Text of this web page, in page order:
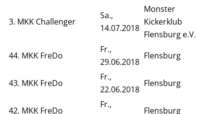
3. MKK Challenger
Sa.,
14.07.2018
Monster
Kickerklub
Flensburg e.V.
44. MKK FreDo
Fr.,
29.06.2018
Flensburg
43. MKK FreDo
Fr.,
22.06.2018
Flensburg
42. MKK FreDo
Fr.,
Flensburg